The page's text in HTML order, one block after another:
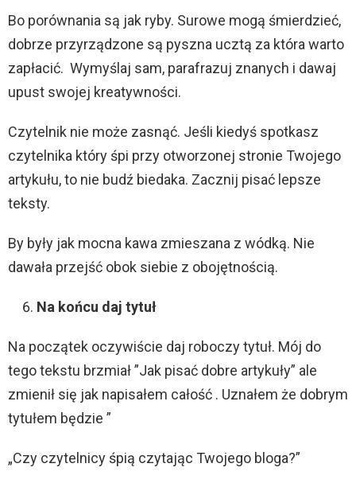
Bo porównania są jak ryby. Surowe mogą śmierdzieć,
dobrze przyrządzone są pyszna ucztą za która warto
zapłacić. Wymyślaj sam, parafrazuj znanych i dawaj
upust swojej kreatywności.
Czytelnik nie może zasnąć. Jeśli kiedyś spotkasz
czytelnika który śpi przy otworzonej stronie Twojego
artykułu, to nie budź biedaka. Zacznij pisać lepsze
teksty.
By były jak mocna kawa zmieszana z wódką. Nie
dawała przejść obok siebie z obojętnością.
Na końcu daj tytuł
Na początek oczywiście daj roboczy tytuł. Mój do
tego tekstu brzmiał ”Jak pisać dobre artykuły” ale
zmienił się jak napisałem całość . Uznałem że dobrym
tytułem będzie ”
„Czy czytelnicy śpią czytając Twojego bloga?”